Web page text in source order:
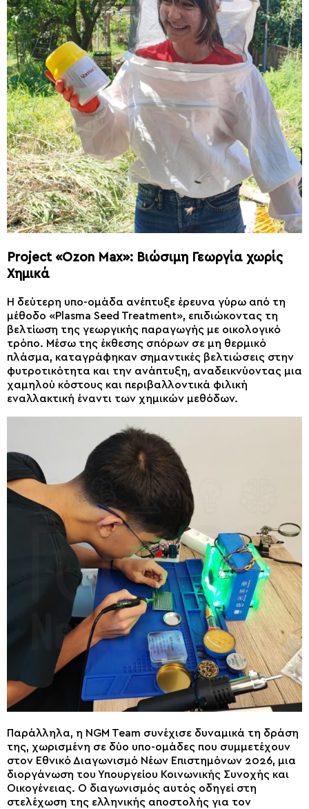
Project «Ozon Max»: Βιώσιμη Γεωργία χωρίς
Χημικά
Η δεύτερη υπο-ομάδα ανέπτυξε έρευνα γύρω από τη
μέθοδο «Plasma Seed Treatment», επιδιώκοντας τη
βελτίωση της γεωργικής παραγωγής με οικολογικό
τρόπο. Μέσω της έκθεσης σπόρων σε μη θερμικό
πλάσμα, καταγράφηκαν σημαντικές βελτιώσεις στην
φυτροτικότητα και την ανάπτυξη, αναδεικνύοντας μια
χαμηλού κόστους και περιβαλλοντικά φιλική
εναλλακτική έναντι των χημικών μεθόδων.
Παράλληλα, η NGM Team συνέχισε δυναμικά τη δράση
της, χωρισμένη σε δύο υπο-ομάδες που συμμετέχουν
στον Εθνικό Διαγωνισμό Νέων Επιστημόνων 2026, μια
διοργάνωση του Υπουργείου Κοινωνικής Συνοχής και
Οικογένειας. Ο διαγωνισμός αυτός οδηγεί στη
στελέχωση της ελληνικής αποστολής για τον